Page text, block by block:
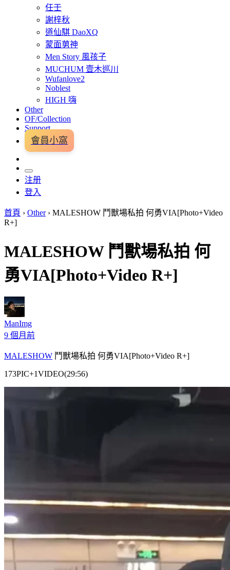
任壬
謝梓秋
道仙騏 DaoXQ
蒙面莮神
Men Story 風孩子
MUCHUM 壹木巡川
Wufanlove2
Noblest
HIGH 嗨
Other
OF/Collection
Support
會員小窩
注册
登入
首頁 › Other › MALESHOW 鬥獸場私拍 何勇VIA[Photo+Video
R+]
MALESHOW 鬥獸場私拍 何
勇VIA[Photo+Video R+]
ManImg
9 個月前
MALESHOW 鬥獸場私拍 何勇VIA[Photo+Video R+]
173PIC+1VIDEO(29:56)